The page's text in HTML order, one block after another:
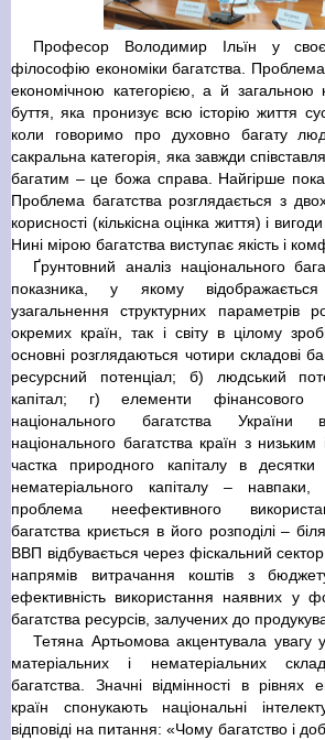
Професор Володимир Ільїн у
філософію економіки багатства. Проблема
економічною категорією, а й загальною
буття, яка пронизує всю історію життя
коли говоримо про духовно багату
сакральна категорія, яка завжди
багатим – це божа справа. Найгірше
Проблема багатства розглядається з
корисності (кількісна оцінка життя) і
Нині мірою багатства виступає якість і
Ґрунтовний аналіз національного
показника, у якому
узагальнення структурних параметрів
окремих країн, так і світу в цілому
основні розглядаються чотири складові
ресурсний потенціал; б) людський
капітал; г) елементи фінансового
національного багатства України
національного багатства країн з
частка природного капіталу в
нематеріального капіталу –
проблема неефективного
багатства криється в його розподілі –
ВВП відбувається через фіскальний
напрямів витрачання коштів з
ефективність використання наявних у
багатства ресурсів, залучених до
Тетяна Артьомова акцентувала увагу
матеріальних і нематеріальних
багатства. Значні відмінності в рівнях
країн спонукають національні
відповіді на питання: «Чому багатство і